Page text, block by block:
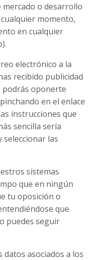
o desarrollo
momento,
en cualquier
electrónico a la
recibido publicidad
oponerte
en el enlace
instrucciones que
sencilla sería
seleccionar las
sistemas
que en ningún
tu oposición o
que
puedes seguir
datos asociados a los